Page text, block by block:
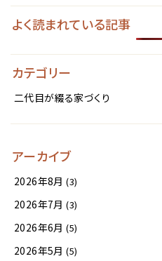
よく読まれている記事
カテゴリー
二代目が綴る家づくり
アーカイブ
2026年8月 (3)
2026年7月 (3)
2026年6月 (5)
2026年5月 (5)